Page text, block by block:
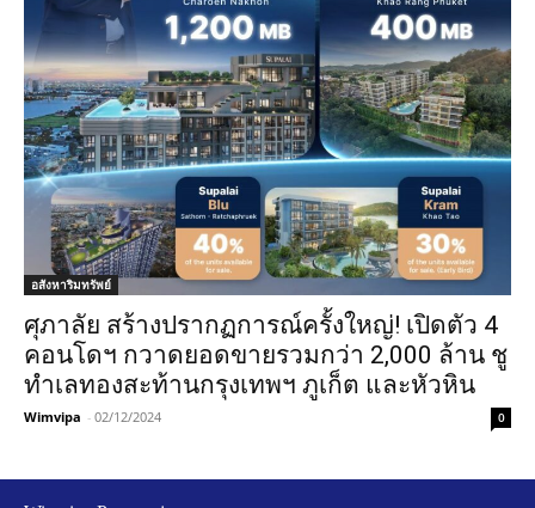
อสังหาริมทรัพย์
ศุภาลัย สร้างปรากฏการณ์ครั้งใหญ่! เปิดตัว 4
คอนโดฯ กวาดยอดขายรวมกว่า 2,000 ล้าน ชู
ทำเลทองสะท้านกรุงเทพฯ ภูเก็ต และหัวหิน
Wimvipa - 02/12/2024 0